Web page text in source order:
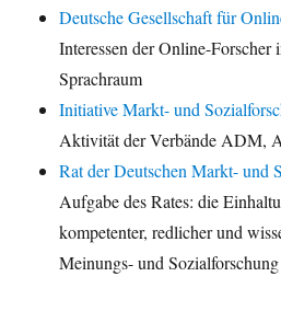
Deutsche Gesellschaft für
Interessen der Online-Forscher
Sprachraum
Initiative Markt- und
Aktivität der Verbände ADM,
Rat der Deutschen Markt- und
Aufgabe des Rates: die
kompetenter, redlicher und
Meinungs- und